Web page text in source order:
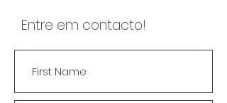
Entre em contacto!